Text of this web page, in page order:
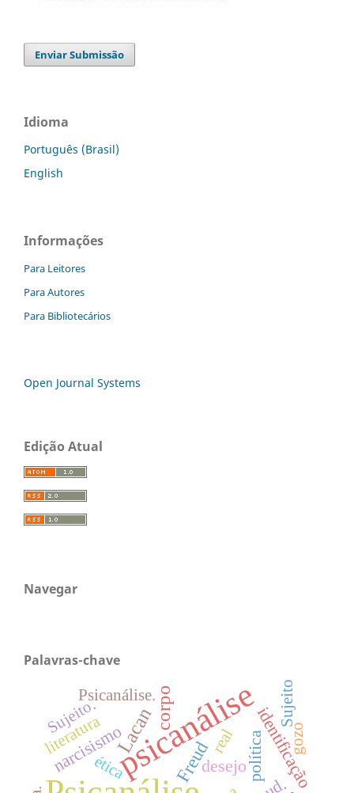
Enviar Submissão
Idioma
Português (Brasil)
English
Informações
Para Leitores
Para Autores
Para Bibliotecários
Open Journal Systems
Edição Atual
Navegar
Palavras-chave
psicanálise
Lacancorpo
Freuddesejo
narcisismo políticaidentificação
literatura real
Psicanálise.
gozo
Sujeito
ética
Sujeito.